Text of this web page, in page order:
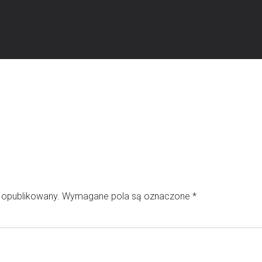
Wymagane pola są oznaczone *